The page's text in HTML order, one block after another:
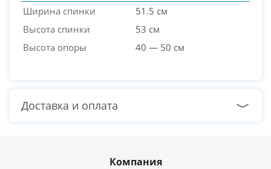
Ширина спинки
51.5 см
Высота спинки
53 см
Высота опоры
40 — 50 см
Доставка и оплата
Компания